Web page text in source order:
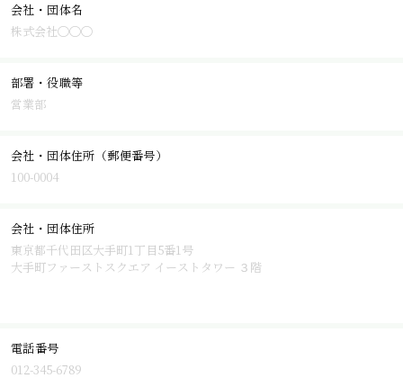
会社・団体名
部署・役職等
会社・団体住所（郵便番号）
会社・団体住所
電話番号